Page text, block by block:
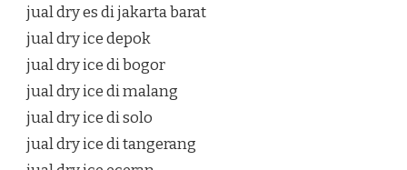
jual dry es di jakarta barat
jual dry ice depok
jual dry ice di bogor
jual dry ice di malang
jual dry ice di solo
jual dry ice di tangerang